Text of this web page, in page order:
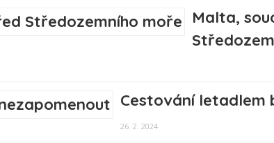
Malta,
Cestování letadlem
26. 2. 2024